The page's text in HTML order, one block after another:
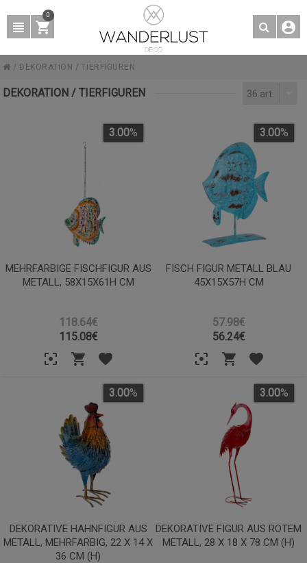
0
/ DEKORATION / TIERFIGUREN
DEKORATION / TIERFIGUREN 36 art.
MEHRFARBIGE FISCHFIGUR AUS
METALL, 58X15X61H CM
118.64€
3.00%
115.08€
FISCH FIGUR METALL BLAU
45X15X57H CM
57.98€
3.00%
56.24€
DEKORATIVE HAHNFIGUR AUS
METALL, MEHRFARBIG, 22 X 14 X
36 CM (H)
3.00%
DEKORATIVE FIGUR AUS ROTEM
METALL, 28 X 18 X 78 CM (H)
3.00%